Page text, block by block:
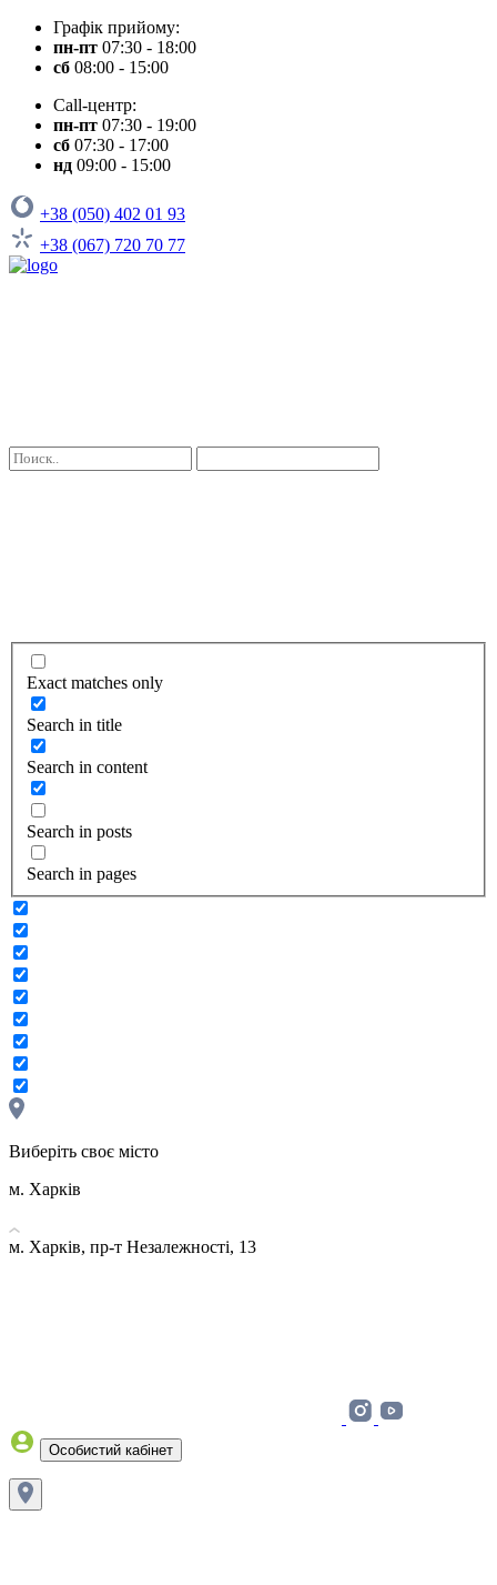
Графік прийому:
пн-пт 07:30 - 18:00
сб 08:00 - 15:00
Call-центр:
пн-пт 07:30 - 19:00
сб 07:30 - 17:00
нд 09:00 - 15:00
+38 (050) 402 01 93
+38 (067) 720 70 77
Exact matches only
Search in title
Search in content
Search in posts
Search in pages
Виберіть своє місто
м. Харків
м. Харків, пр-т Незалежності, 13
Особистий кабінет